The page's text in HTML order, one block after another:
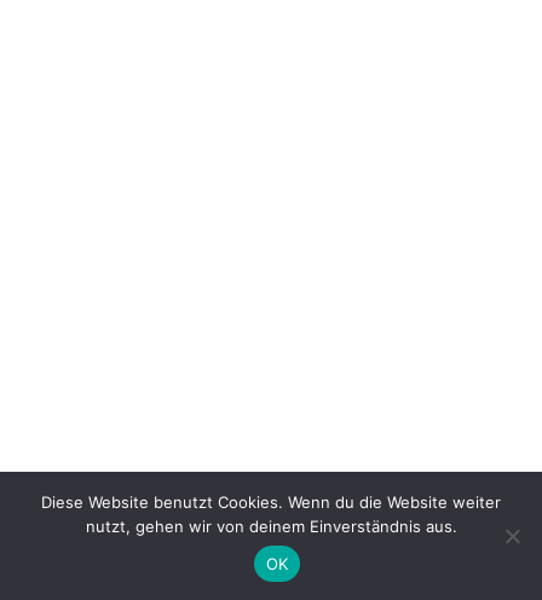
WordPress
Diese Website benutzt Cookies. Wenn du die Website weiter
nutzt, gehen wir von deinem Einverständnis aus.
OK